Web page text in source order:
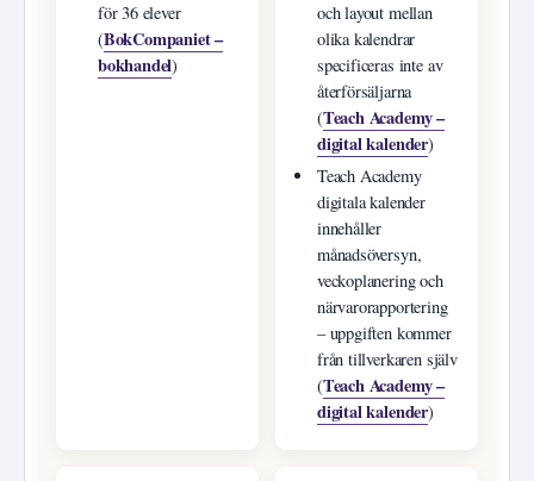
för 36 elever
(BokCompaniet –
bokhandel)
och layout mellan
olika kalendrar
specificeras inte av
återförsäljarna
(Teach Academy –
digital kalender)
Teach Academy
digitala kalender
innehåller
månadsöversyn,
veckoplanering och
närvarorapportering
– uppgiften kommer
från tillverkaren själv
(Teach Academy –
digital kalender)